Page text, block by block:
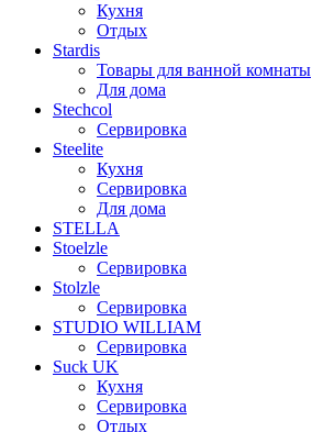
Кухня
Отдых
Stardis
Товары для ванной комнаты
Для дома
Stechcol
Сервировка
Steelite
Кухня
Сервировка
Для дома
STELLA
Stoelzle
Сервировка
Stolzle
Сервировка
STUDIO WILLIAM
Сервировка
Suck UK
Кухня
Сервировка
Отдых